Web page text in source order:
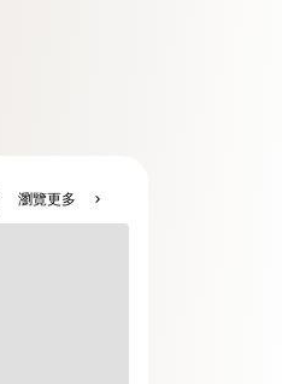
瀏覽更多 chevron_right